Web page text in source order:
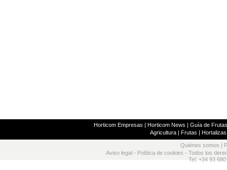
Horticom Empresas | Horticom News | Guía de
Agricultura| Frutas | Hortalizas
Quiénes somos
Aviso legal - Política de cookies - Todos los
Tel: +34 93